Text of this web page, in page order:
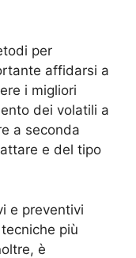
per
affidarsi a
i migliori
dei volatili a
a seconda
e del tipo
e preventivi
più
è